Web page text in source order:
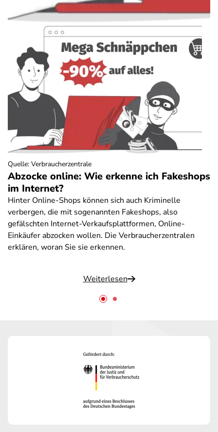
Abzocke online: Wie erkenne ich Fakeshops
im Internet?
Hinter Online-Shops können sich auch Kriminelle
verbergen, die mit sogenannten Fakeshops, also
gefälschten Internet-Verkaufsplattformen, Online-
Einkäufer abzocken wollen. Die Verbraucherzentralen
erklären, woran Sie sie erkennen.
Weiterlesen
Quelle: Verbraucherzentrale